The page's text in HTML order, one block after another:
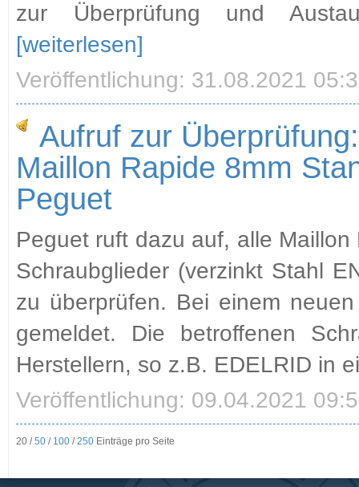
zur Überprüfung und
[weiterlesen]
Veröffentlichung: 31.08.2021
Aufruf zur
Maillon Rapide 8mm
Peguet
Peguet ruft dazu auf, alle
Schraubglieder (verzinkt Stahl
zu überprüfen. Bei einem
gemeldet. Die betroffenen
Herstellern, so z.B. EDELRID in
Veröffentlichung: 09.04.2021
20 /50 / 100 /250 Einträge pro Seite